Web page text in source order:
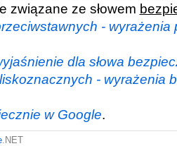
związane ze słowem
- wyrażenia
dla słowa
- wyrażenia
w Google.
.NET